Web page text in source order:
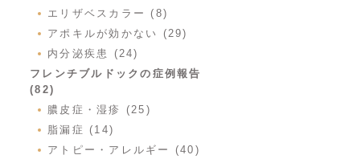
エリザベスカラー (8)
アポキルが効かない (29)
内分泌疾患 (24)
フレンチブルドックの症例報告
(82)
膿皮症・湿疹 (25)
脂漏症 (14)
アトピー・アレルギー (40)